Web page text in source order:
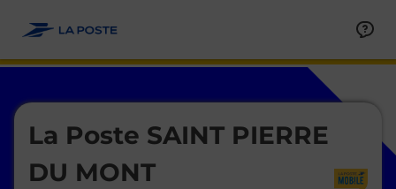
La Poste SAINT PIERRE
DU MONT
Le lien s'ouvre dans un nouvel onglet